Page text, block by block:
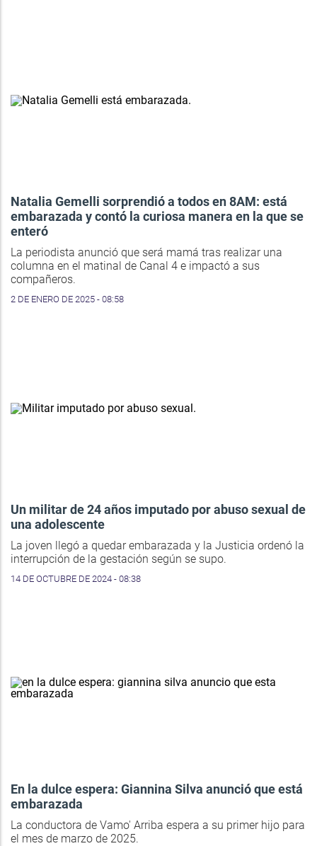
Natalia Gemelli sorprendió a todos en 8AM: está
embarazada y contó la curiosa manera en la que se
enteró
La periodista anunció que será mamá tras realizar una
columna en el matinal de Canal 4 e impactó a sus
compañeros.
2 DE ENERO DE 2025 - 08:58
Un militar de 24 años imputado por abuso sexual de
una adolescente
La joven llegó a quedar embarazada y la Justicia ordenó la
interrupción de la gestación según se supo.
14 DE OCTUBRE DE 2024 - 08:38
En la dulce espera: Giannina Silva anunció que está
embarazada
La conductora de Vamo' Arriba espera a su primer hijo para
el mes de marzo de 2025.